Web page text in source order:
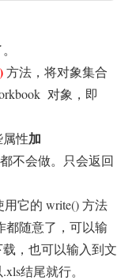
方法，将对象集合
对象，即
性加
不会做。只会返回
用它的 write() 方法
都随意了，可以输
，也可以输入到文
结尾就行。